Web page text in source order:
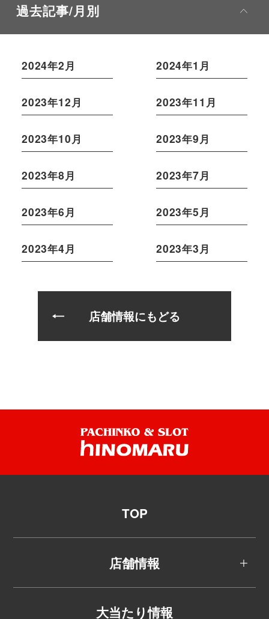
過去記事/月別
2024年2月 2024年1月
2023年12月 2023年11月
2023年10月 2023年9月
2023年8月 2023年7月
2023年6月 2023年5月
2023年4月 2023年3月
店舗情報にもどる
TOP
店舗情報
大当たり情報